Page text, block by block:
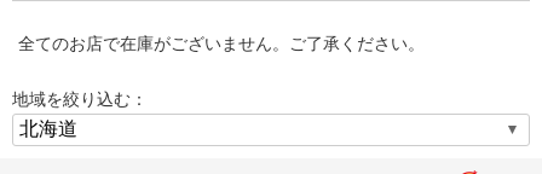
全てのお店で在庫がございません。ご了承ください。
地域を絞り込む：